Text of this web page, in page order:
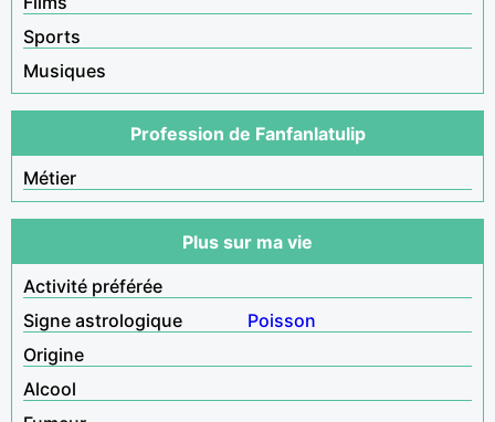
Sports
Musiques
Profession de Fanfanlatulip
Métier
Plus sur ma vie
Activité préférée
Signe astrologique
Poisson
Origine
Alcool